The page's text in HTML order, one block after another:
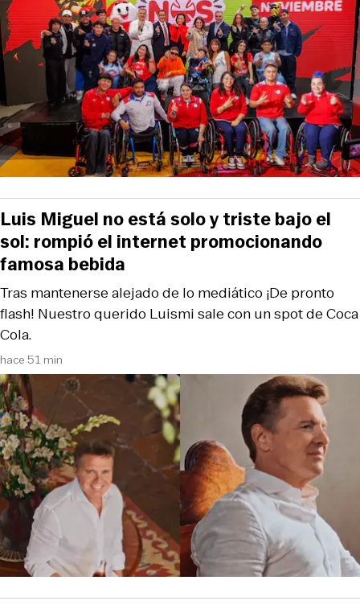
hace 51 min
Tras mantenerse alejado de lo mediático ¡De pronto
flash! Nuestro querido Luismi sale con un spot de Coca
Cola.
Luis Miguel no está solo y triste bajo el
sol: rompió el internet promocionando
famosa bebida